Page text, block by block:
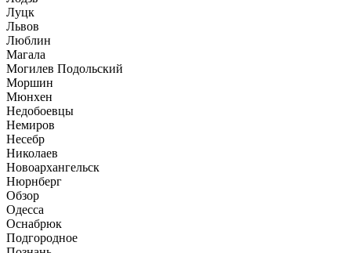
Луцк
Львов
Люблин
Магала
Могилев Подольский
Моршин
Мюнхен
Недобоевцы
Немиров
Несебр
Николаев
Новоархангельск
Нюрнберг
Обзор
Одесса
Оснабрюк
Подгородное